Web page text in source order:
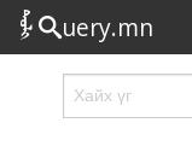
uery.mn
Сонирхолтой